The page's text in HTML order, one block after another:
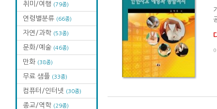
취미/여행 (79종)
연령별분류 (66종)
자연/과학 (53종)
문화/예술 (46종)
만화 (38종)
무료 샘플 (33종)
컴퓨터/인터넷 (30종)
종교/역학 (29종)